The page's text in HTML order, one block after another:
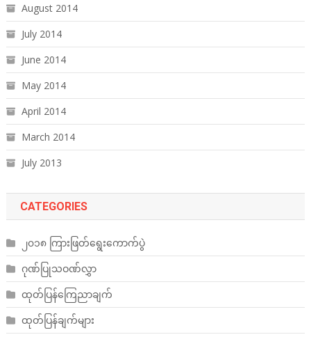
August 2014
July 2014
June 2014
May 2014
April 2014
March 2014
July 2013
CATEGORIES
၂၀၁၈ ကြားဖြတ်ရွေးကောက်ပွဲ
ဂုဏ်ပြုသဝဏ်လွှာ
ထုတ်ပြန်ကြေညာချက်
ထုတ်ပြန်ချက်များ